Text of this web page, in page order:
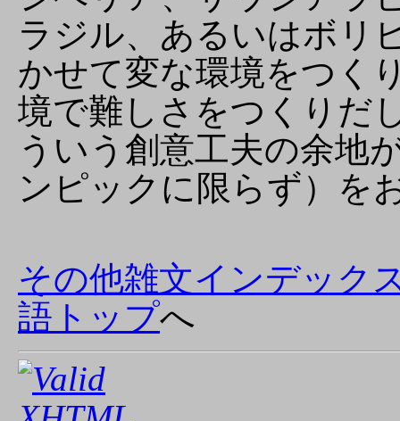
ラジル、あるいはボ
かせて変な環境をつく
境で難しさをつくりだ
ういう創意工夫の余地
ンピックに限らず）を
その他雑文インデック
語トップへ